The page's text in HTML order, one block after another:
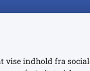
indhold fra